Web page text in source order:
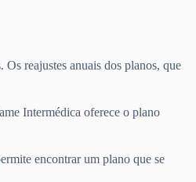
reajustes anuais dos planos, que
Intermédica oferece o plano
encontrar um plano que se